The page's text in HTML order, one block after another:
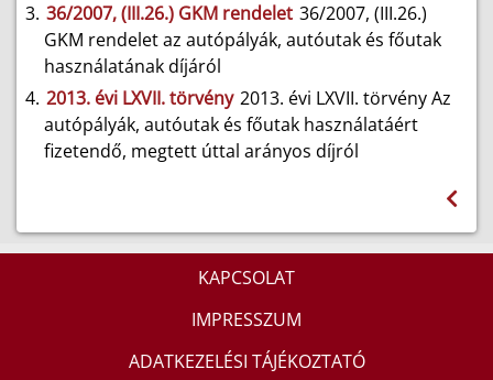
36/2007, (III.26.) GKM rendelet 36/2007, (III.26.)
GKM rendelet az autópályák, autóutak és főutak
használatának díjáról
2013. évi LXVII. törvény 2013. évi LXVII. törvény Az
autópályák, autóutak és főutak használatáért
fizetendő, megtett úttal arányos díjról
KAPCSOLAT
IMPRESSZUM
ADATKEZELÉSI TÁJÉKOZTATÓ